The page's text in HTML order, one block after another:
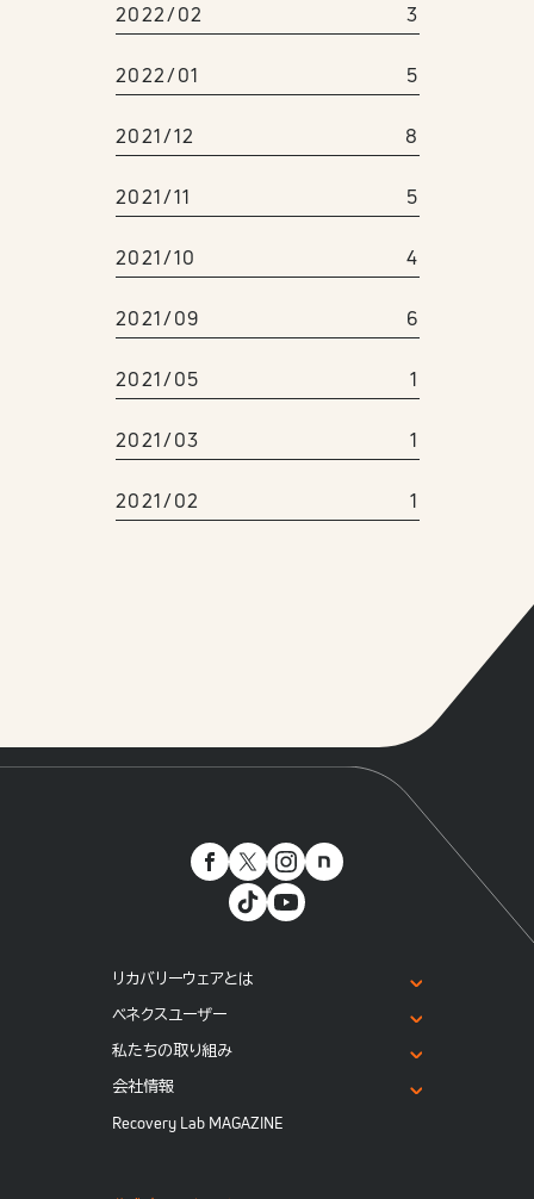
2022/02 3
2022/01 5
2021/12 8
2021/11 5
2021/10 4
2021/09 6
2021/05 1
2021/03 1
2021/02 1
リカバリーウェアとは
ベネクスユーザー
私たちの取り組み
会社情報
Recovery Lab MAGAZINE